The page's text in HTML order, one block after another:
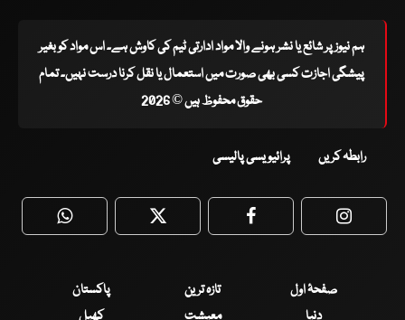
ہم نیوز پر شائع یا نشر ہونے والا مواد ادارتی ٹیم کی کاوش ہے۔ اس مواد کو بغیر
پیشگی اجازت کسی بھی صورت میں استعمال یا نقل کرنا درست نہیں۔ تمام
حقوق محفوظ ہیں © 2026
رابطہ کریں پرائیویسی پالیسی
WhatsApp Twitter Facebook
صفحۂ اول تازہ ترین
پاکستان